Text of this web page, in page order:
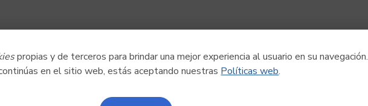
propias y de terceros para brindar una mejor experiencia al usuario en su navegación.
en el sitio web, estás aceptando nuestras Políticas web.